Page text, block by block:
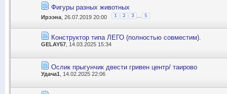
Фигуры разных животных
Ирээна , 26.07.2019 20:00 1 2 3 5
Конструктор типа ЛЕГО (полностью совместим).
GELAY57 , 14.03.2025 15:34
Ослик прыгунчик двести гривен центр/ таирово
Удача1 , 14.02.2025 22:06